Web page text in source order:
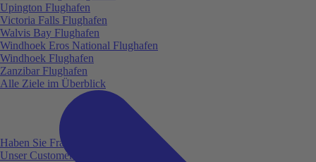
Haben Sie Fragen?
Unser Customer Service ist für Sie da!
Upington Flughafen
Victoria Falls Flughafen
Walvis Bay Flughafen
Windhoek Eros National Flughafen
Windhoek Flughafen
Zanzibar Flughafen
Alle Ziele im Überblick